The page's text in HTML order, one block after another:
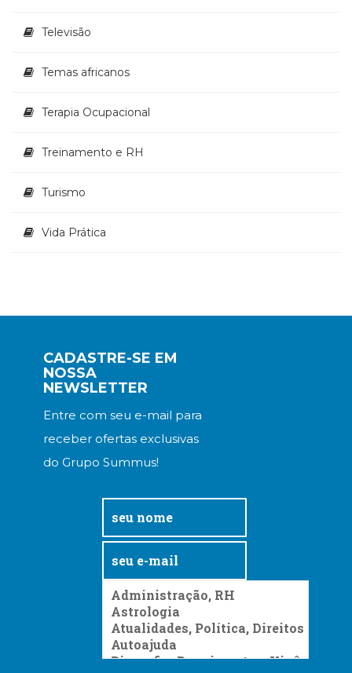
Televisão
Temas africanos
Terapia Ocupacional
Treinamento e RH
Turismo
Vida Prática
CADASTRE-SE EM
NOSSA
NEWSLETTER
Entre com seu e-mail para
receber ofertas exclusivas
do Grupo Summus!